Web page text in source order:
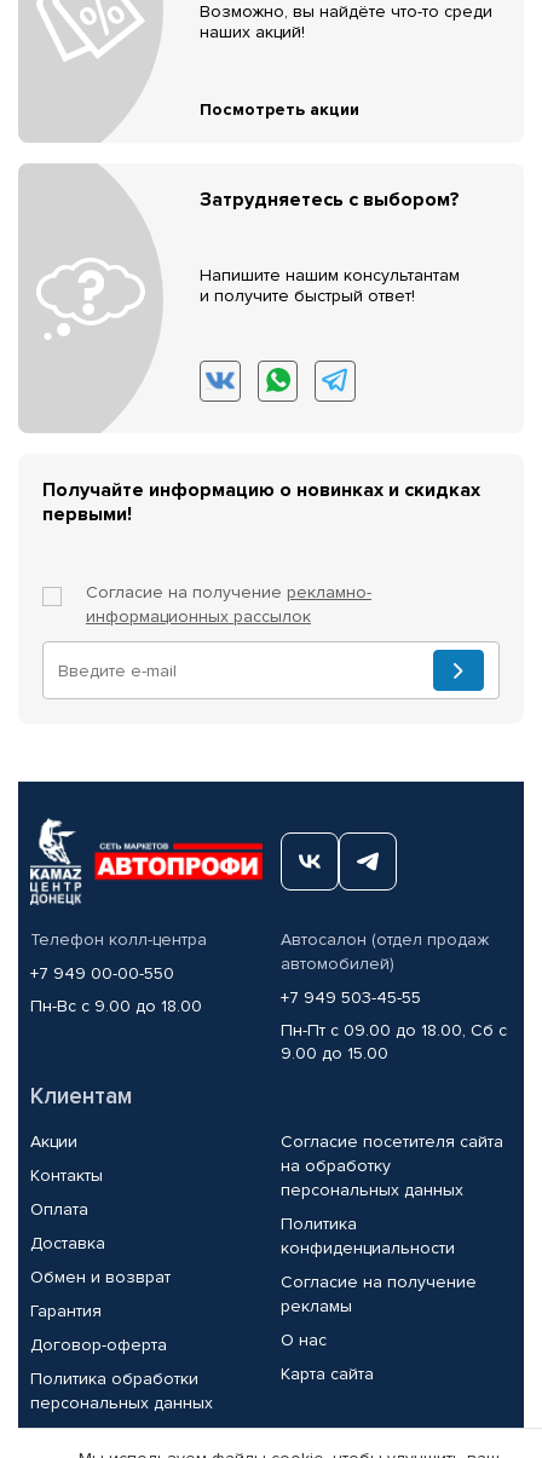
Возможно, вы найдёте что-то среди
наших акций!
Посмотреть акции
Затрудняетесь с выбором?
Напишите нашим консультантам
и получите быстрый ответ!
Получайте информацию о новинках и скидках
первыми!
Согласие на получение рекламно-
информационных рассылок
Телефон колл-центра
+7 949 00-00-550
Пн-Вс с 9.00 до 18.00
Автосалон (отдел продаж
автомобилей)
+7 949 503-45-55
Пн-Пт с 09.00 до 18.00, Сб с
9.00 до 15.00
Клиентам
Акции
Контакты
Оплата
Доставка
Обмен и возврат
Гарантия
Договор-оферта
Политика обработки
персональных данных
Согласие посетителя сайта
на обработку
персональных данных
Политика
конфиденциальности
Согласие на получение
рекламы
О нас
Карта сайта